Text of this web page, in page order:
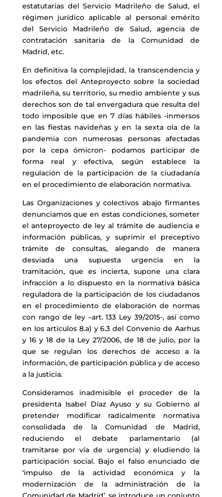
estatutarias del Servicio Madrileño de Salud, el
régimen jurídico aplicable al personal emérito
del Servicio Madrileño de Salud, agencia de
contratación sanitaria de la Comunidad de
Madrid, etc.
En definitiva la complejidad, la transcendencia y
los efectos del Anteproyecto sobre la sociedad
madrileña, su territorio, su medio ambiente y sus
derechos son de tal envergadura que resulta del
todo imposible que en 7 días hábiles -inmersos
en las fiestas navideñas y en la sexta ola de la
pandemia con numerosas personas afectadas
por la cepa ómicron- podamos participar de
forma real y efectiva, según establece la
regulación de la participación de la ciudadanía
en el procedimiento de elaboración normativa.
Las Organizaciones y colectivos abajo firmantes
denunciamos que en estas condiciones, someter
el anteproyecto de ley al trámite de audiencia e
información públicas, y suprimir el preceptivo
trámite de consultas, alegando de manera
desviada una supuesta urgencia en la
tramitación, que es incierta, supone una clara
infracción a lo dispuesto en la normativa básica
reguladora de la participación de los ciudadanos
en el procedimiento de elaboración de normas
con rango de ley –art. 133 Ley 39/2015-, así como
en los artículos 8.a) y 6.3 del Convenio de Aarhus
y 16 y 18 de la Ley 27/2006, de 18 de julio, por la
que se regulan los derechos de acceso a la
información, de participación pública y de acceso
a la justicia.
Consideramos inadmisible el proceder de la
presidenta Isabel Díaz Ayuso y su Gobierno al
pretender modificar radicalmente normativa
consolidada de la Comunidad de Madrid,
reduciendo el debate parlamentario (al
tramitarse por vía de urgencia) y eludiendo la
participación social. Bajo el falso enunciado de
‘impulso de la actividad económica y la
modernización de la administración de la